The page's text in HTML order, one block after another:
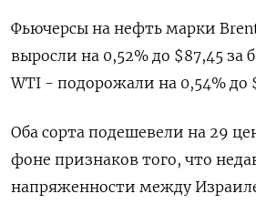
Фьючерсы на нефть марки
выросли на 0,52% до $87,45 за
WTI - подорожали на 0,54% до
Оба сорта подешевели на 29
фоне признаков того, что
напряженности между